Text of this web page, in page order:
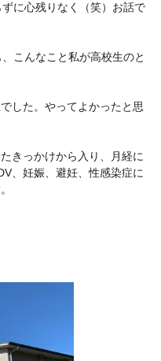
に心残りなく（笑）お話で
こんなこと私が高校生のと
した。やってよかったと思
きっかけから入り、月経に
、妊娠、避妊、性感染症に